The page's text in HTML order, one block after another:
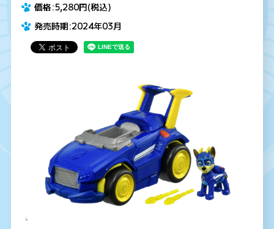
価格:5,280円(税込)
発売時期:2024年03月